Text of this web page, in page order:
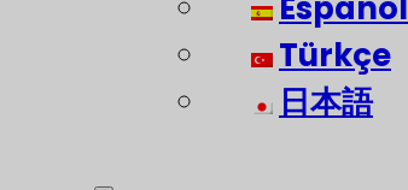
Türkçe
日本語